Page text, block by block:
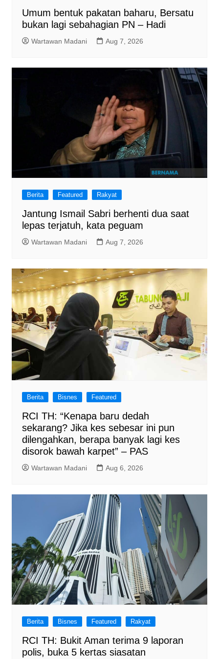
Umum bentuk pakatan baharu, Bersatu
bukan lagi sebahagian PN – Hadi
Wartawan Madani Aug 7, 2026
Berita Featured Rakyat
Jantung Ismail Sabri berhenti dua saat
lepas terjatuh, kata peguam
Wartawan Madani Aug 7, 2026
Berita Bisnes Featured
RCI TH: “Kenapa baru dedah
sekarang? Jika kes sebesar ini pun
dilengahkan, berapa banyak lagi kes
disorok bawah karpet” – PAS
Wartawan Madani Aug 6, 2026
Berita Bisnes Featured Rakyat
RCI TH: Bukit Aman terima 9 laporan
polis, buka 5 kertas siasatan